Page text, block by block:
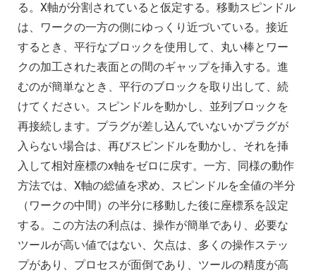
る。X軸が分割されていると仮定する。移動スピンドル
は、ワークの一方の側にゆっくり近づいている。接近
するとき、平行なブロックを使用して、丸い棒とワー
クの加工された表面との間のギャップを挿入する。進
むのが簡単なとき、平行のブロックを取り出して、続
けてください。スピンドルを動かし、並列ブロックを
再接続します。プラグが差し込んでいないかプラグが
入らない場合は、再びスピンドルを動かし、それを挿
入して相対座標のx軸をゼロに戻す。一方、同様の動作
方法では、X軸の総値を求め、スピンドルを全値の半分
（ワークの中間）の半分に移動した後に座標系を設定
する。この方法の利点は、操作が簡単であり、必要な
ツールが高い値ではない、欠点は、多くの操作ステッ
プがあり、プロセスが面倒であり、ツールの精度が高